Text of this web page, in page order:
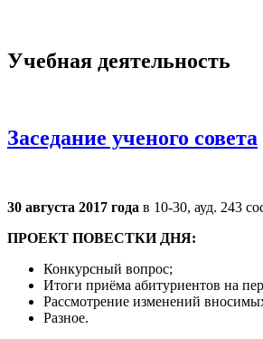
Учебная деятельность
Заседание​ ученого совета
30 августа 2017 года ​ в 10-30, ауд. 243​
ПРОЕКТ ПОВЕСТКИ ДНЯ:
Конкурсный вопрос;
Итоги приёма абитуриентов на
Рассмотрение изменений
Разное.